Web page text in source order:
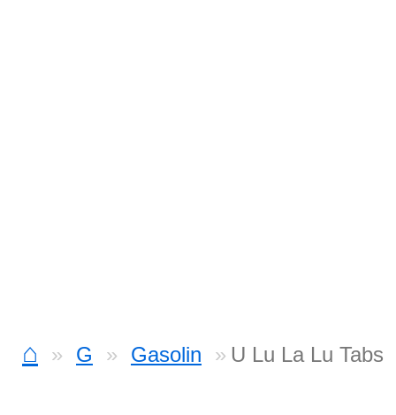
⌂ G Gasolin U Lu La Lu Tabs